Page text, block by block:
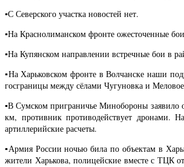
▪️С Северского участка новостей нет.
▪️На Краснолиманском фронте ожесточенные
▪️На Купянском направлении встречные бои в
▪️На Харьковском фронте в Волчанске наши
госграницы между сёлами Чугуновка и
▪️В Сумском приграничье Минобороны
км, противник противодействует дронами.
артиллерийские расчеты.
▪️Армия России ночью била по объектам в
жители Харькова, полицейские вместе с ТЦК